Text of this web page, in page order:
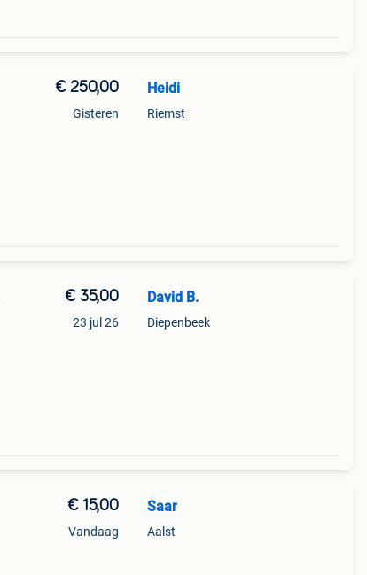
€ 250,00
Gisteren
Heidi
Riemst
€ 35,00
23 jul 26
David B.
Diepenbeek
€ 15,00
Vandaag
Saar
Aalst